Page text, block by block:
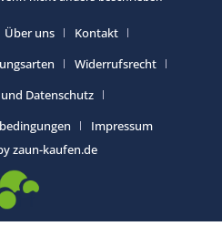
Über uns
Kontakt
Widerrufsrecht
Datenschutz
Impressum
zaun-kaufen.de